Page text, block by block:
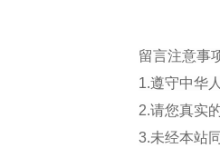
留言注意事
1.遵守中华
2.请您真实
3.未经本站